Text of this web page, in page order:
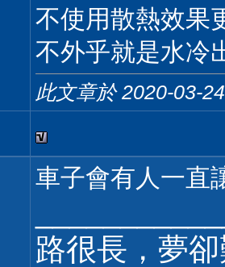
不使用散熱效果
不外乎就是水冷
此文章於 2020-03-
車子會有人一直
路很長，夢